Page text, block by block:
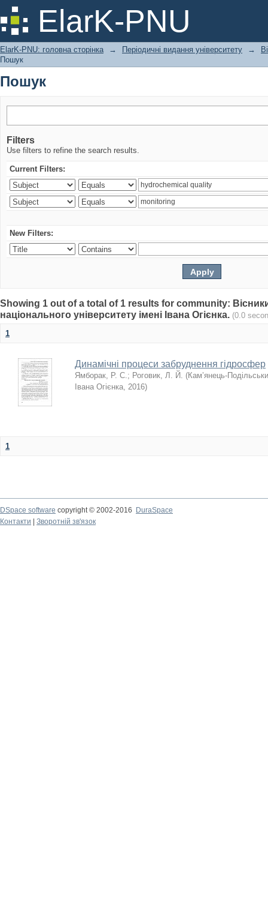
ElarK-PNU
Пошук
ElarK-PNU: головна сторінка → Періодичні видання університету →
Пошук
Пошук
Filters
Use filters to refine the search results.
Current Filters:
New Filters:
Showing 1 out of a total of 1 results for community:
національного університету імені Івана Огієнка. (0.0
1
Динамічні процеси забруднення гідросфер
Ямборак, Р. С.; Роговик, Л. Й. (Кам’янець-
Івана Огієнка, 2016)
1
DSpace software copyright © 2002-2016
DuraSpace
Контакти
Зворотній зв'язок